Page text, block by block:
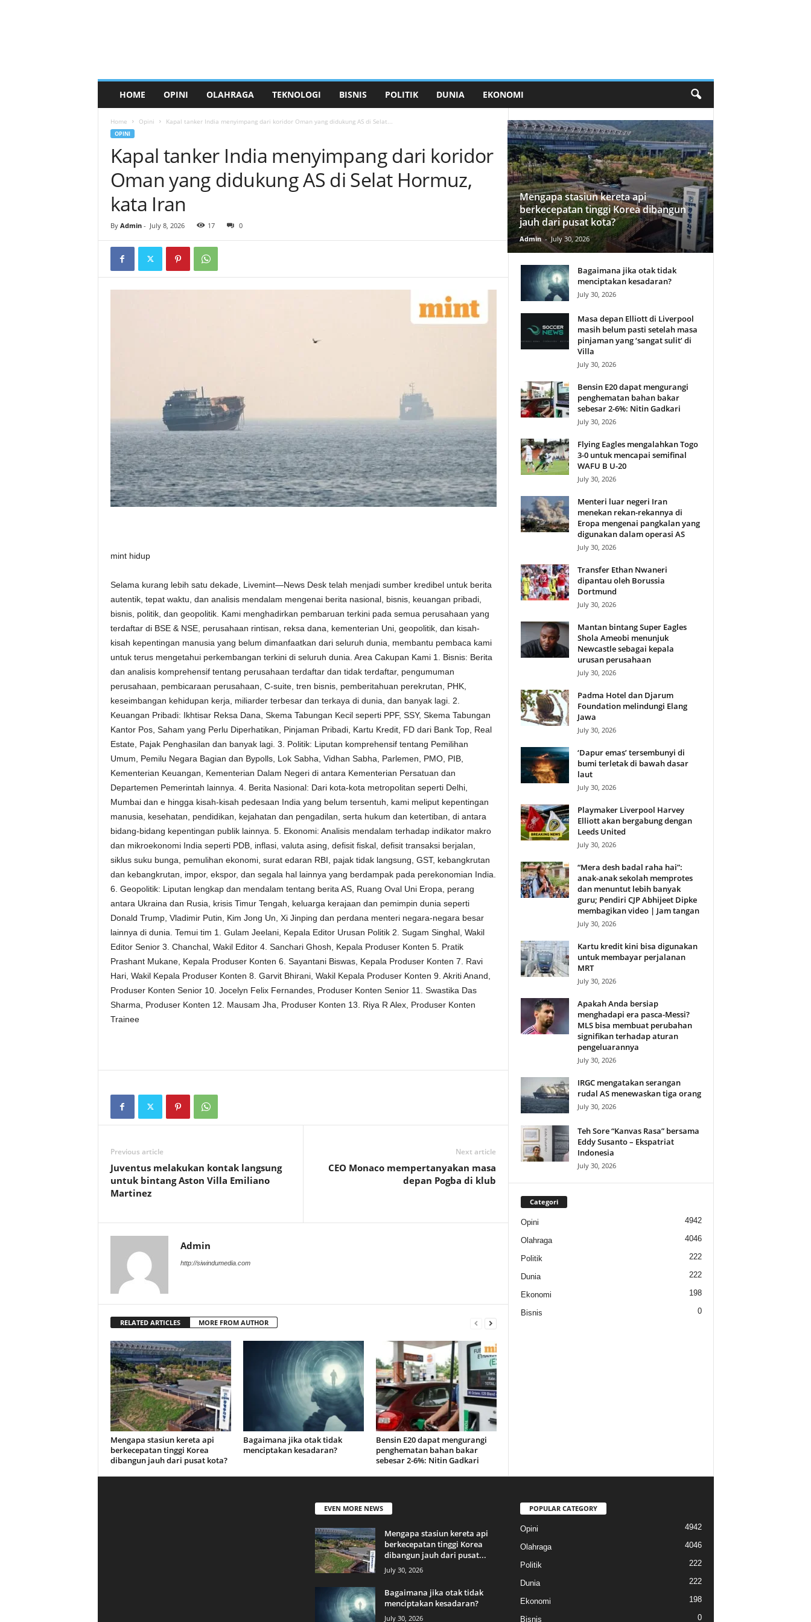
HOME OPINI OLAHRAGA TEKNOLOGI BISNIS POLITIK DUNIA EKONOMI
Home Opini Kapal tanker India menyimpang dari koridor Oman yang didukung AS di Selat...
OPINI
Kapal tanker India menyimpang dari koridor
Oman yang didukung AS di Selat Hormuz,
kata Iran
By Admin- July 8, 2026 17 0
mint hidup
Selama kurang lebih satu dekade, Livemint—News Desk telah menjadi sumber kredibel untuk berita
autentik, tepat waktu, dan analisis mendalam mengenai berita nasional, bisnis, keuangan pribadi,
bisnis, politik, dan geopolitik. Kami menghadirkan pembaruan terkini pada semua perusahaan yang
terdaftar di BSE & NSE, perusahaan rintisan, reksa dana, kementerian Uni, geopolitik, dan kisah-
kisah kepentingan manusia yang belum dimanfaatkan dari seluruh dunia, membantu pembaca kami
untuk terus mengetahui perkembangan terkini di seluruh dunia. Area Cakupan Kami 1. Bisnis: Berita
dan analisis komprehensif tentang perusahaan terdaftar dan tidak terdaftar, pengumuman
perusahaan, pembicaraan perusahaan, C-suite, tren bisnis, pemberitahuan perekrutan, PHK,
keseimbangan kehidupan kerja, miliarder terbesar dan terkaya di dunia, dan banyak lagi. 2.
Keuangan Pribadi: Ikhtisar Reksa Dana, Skema Tabungan Kecil seperti PPF, SSY, Skema Tabungan
Kantor Pos, Saham yang Perlu Diperhatikan, Pinjaman Pribadi, Kartu Kredit, FD dari Bank Top, Real
Estate, Pajak Penghasilan dan banyak lagi. 3. Politik: Liputan komprehensif tentang Pemilihan
Umum, Pemilu Negara Bagian dan Bypolls, Lok Sabha, Vidhan Sabha, Parlemen, PMO, PIB,
Kementerian Keuangan, Kementerian Dalam Negeri di antara Kementerian Persatuan dan
Departemen Pemerintah lainnya. 4. Berita Nasional: Dari kota-kota metropolitan seperti Delhi,
Mumbai dan e hingga kisah-kisah pedesaan India yang belum tersentuh, kami meliput kepentingan
manusia, kesehatan, pendidikan, kejahatan dan pengadilan, serta hukum dan ketertiban, di antara
bidang-bidang kepentingan publik lainnya. 5. Ekonomi: Analisis mendalam terhadap indikator makro
dan mikroekonomi India seperti PDB, inflasi, valuta asing, defisit fiskal, defisit transaksi berjalan,
siklus suku bunga, pemulihan ekonomi, surat edaran RBI, pajak tidak langsung, GST, kebangkrutan
dan kebangkrutan, impor, ekspor, dan segala hal lainnya yang berdampak pada perekonomian India.
6. Geopolitik: Liputan lengkap dan mendalam tentang berita AS, Ruang Oval Uni Eropa, perang
antara Ukraina dan Rusia, krisis Timur Tengah, keluarga kerajaan dan pemimpin dunia seperti
Donald Trump, Vladimir Putin, Kim Jong Un, Xi Jinping dan perdana menteri negara-negara besar
lainnya di dunia. Temui tim 1. Gulam Jeelani, Kepala Editor Urusan Politik 2. Sugam Singhal, Wakil
Editor Senior 3. Chanchal, Wakil Editor 4. Sanchari Ghosh, Kepala Produser Konten 5. Pratik
Prashant Mukane, Kepala Produser Konten 6. Sayantani Biswas, Kepala Produser Konten 7. Ravi
Hari, Wakil Kepala Produser Konten 8. Garvit Bhirani, Wakil Kepala Produser Konten 9. Akriti Anand,
Produser Konten Senior 10. Jocelyn Felix Fernandes, Produser Konten Senior 11. Swastika Das
Sharma, Produser Konten 12. Mausam Jha, Produser Konten 13. Riya R Alex, Produser Konten
Trainee
Previous article
Juventus melakukan kontak langsung
untuk bintang Aston Villa Emiliano
Martinez
Next article
CEO Monaco mempertanyakan masa
depan Pogba di klub
Admin
http://siwindumedia.com
RELATED ARTICLES MORE FROM AUTHOR
Mengapa stasiun kereta api
berkecepatan tinggi Korea
dibangun jauh dari pusat kota?
Bagaimana jika otak tidak
menciptakan kesadaran?
Bensin E20 dapat mengurangi
penghematan bahan bakar
sebesar 2-6%: Nitin Gadkari
Mengapa stasiun kereta api
berkecepatan tinggi Korea dibangun
jauh dari pusat kota?
Admin - July 30, 2026
Bagaimana jika otak tidak
menciptakan kesadaran?
July 30, 2026
Masa depan Elliott di Liverpool
masih belum pasti setelah masa
pinjaman yang ‘sangat sulit’ di
Villa
July 30, 2026
Bensin E20 dapat mengurangi
penghematan bahan bakar
sebesar 2-6%: Nitin Gadkari
July 30, 2026
Flying Eagles mengalahkan Togo
3-0 untuk mencapai semifinal
WAFU B U-20
July 30, 2026
Menteri luar negeri Iran
menekan rekan-rekannya di
Eropa mengenai pangkalan yang
digunakan dalam operasi AS
July 30, 2026
Transfer Ethan Nwaneri
dipantau oleh Borussia
Dortmund
July 30, 2026
Mantan bintang Super Eagles
Shola Ameobi menunjuk
Newcastle sebagai kepala
urusan perusahaan
July 30, 2026
Padma Hotel dan Djarum
Foundation melindungi Elang
Jawa
July 30, 2026
‘Dapur emas’ tersembunyi di
bumi terletak di bawah dasar
laut
July 30, 2026
Playmaker Liverpool Harvey
Elliott akan bergabung dengan
Leeds United
July 30, 2026
“Mera desh badal raha hai”:
anak-anak sekolah memprotes
dan menuntut lebih banyak
guru; Pendiri CJP Abhijeet Dipke
membagikan video | Jam tangan
July 30, 2026
Kartu kredit kini bisa digunakan
untuk membayar perjalanan
MRT
July 30, 2026
Apakah Anda bersiap
menghadapi era pasca-Messi?
MLS bisa membuat perubahan
signifikan terhadap aturan
pengeluarannya
July 30, 2026
IRGC mengatakan serangan
rudal AS menewaskan tiga orang
July 30, 2026
Teh Sore “Kanvas Rasa” bersama
Eddy Susanto – Ekspatriat
Indonesia
July 30, 2026
Categori
Opini 4942
Olahraga 4046
Politik 222
Dunia 222
Ekonomi 198
Bisnis 0
EVEN MORE NEWS
Mengapa stasiun kereta api
berkecepatan tinggi Korea
dibangun jauh dari pusat...
July 30, 2026
Bagaimana jika otak tidak
menciptakan kesadaran?
July 30, 2026
POPULAR CATEGORY
Opini 4942
Olahraga 4046
Politik 222
Dunia 222
Ekonomi 198
Bisnis 0